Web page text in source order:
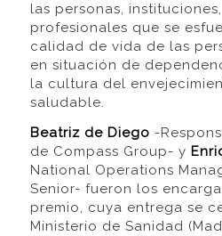
las personas,
profesionales que se
calidad de vida de las
en situación de
la cultura del
saludable.
Beatriz de Diego -
de Compass Group- y
National Operations
Senior- fueron los
premio, cuya entrega se
Ministerio de Sanidad